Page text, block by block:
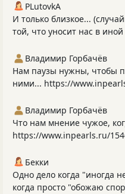
PLutоvkА
И только близкое...
той, что уносит нас в
Владимир Горбачёв
Нам паузы нужны, чтобы
ними... https://
Владимир Горбачёв
Что нам мнение чужое,
https://www.inpearls.ru/
Бекки
Одно дело когда "иногда
когда просто "обожаю